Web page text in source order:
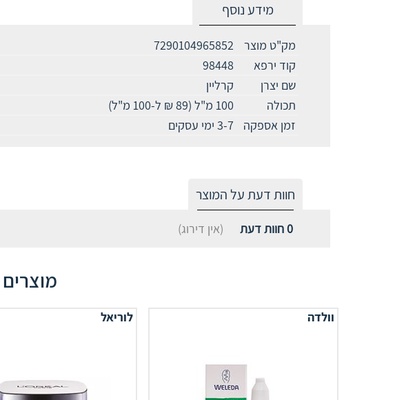
מידע נוסף
מק"ט מוצר
7290104965852
קוד ירפא
98448
שם יצרן
קרליין
תכולה
100 מ"ל (89 ₪ ל-100 מ"ל)
זמן אספקה
3-7 ימי עסקים
חוות דעת על המוצר
0חוות דעת (אין דירוג)
וולדה לוריאל